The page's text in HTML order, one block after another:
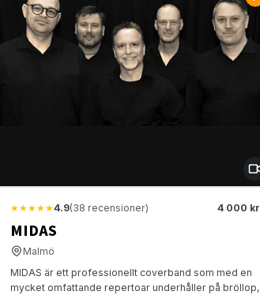
★★★★★4.9(38 recensioner) 4 000 kr
MIDAS
Malmö
MIDAS är ett professionellt coverband som med en
mycket omfattande repertoar underhåller på bröllop,